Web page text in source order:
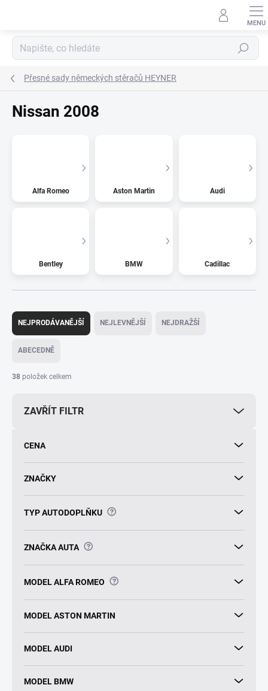
Hledat
Přesné sady německých stěračů HEYNER
Nissan 2008
Alfa Romeo Aston Martin Audi
Bentley BMW Cadillac
Ř
z
í
NEJPRODÁVANĚJŠÍ NEJLEVNĚJŠÍ NEJDRAŽŠÍ
ABECEDNĚ
38 položek celkem
ZAVŘÍT FILTR
CENA
ZNAČKY
TYP AUTODOPLŇKU ?
ZNAČKA AUTA ?
MODEL ALFA ROMEO ?
MODEL ASTON MARTIN
MODEL AUDI
MODEL BMW